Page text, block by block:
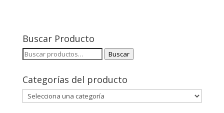
Buscar Producto
Buscar
Buscar
Categorías del producto